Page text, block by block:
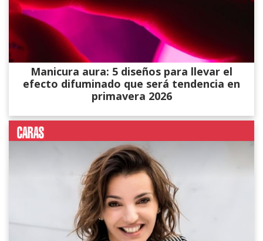
Manicura aura: 5 diseños para llevar el
efecto difuminado que será tendencia en
primavera 2026